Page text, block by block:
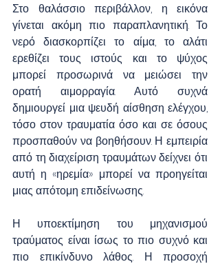
Στο θαλάσσιο περιβάλλον, η εικόνα
γίνεται ακόμη πιο παραπλανητική. Το
νερό διασκορπίζει το αίμα, το αλάτι
ερεθίζει τους ιστούς και το ψύχος
μπορεί προσωρινά να μειώσει την
ορατή αιμορραγία. Αυτό συχνά
δημιουργεί μια ψευδή αίσθηση ελέγχου,
τόσο στον τραυματία όσο και σε όσους
προσπαθούν να βοηθήσουν. Η εμπειρία
από τη διαχείριση τραυμάτων δείχνει ότι
αυτή η «ηρεμία» μπορεί να προηγείται
μιας απότομη επιδείνωσης.
Η υποεκτίμηση του μηχανισμού
τραύματος είναι ίσως το πιο συχνό και
πιο επικίνδυνο λάθος. Η προσοχή